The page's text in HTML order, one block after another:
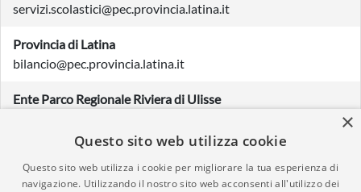
servizi.scolastici@pec.provincia.latina.it
Provincia di Latina
bilancio@pec.provincia.latina.it
Ente Parco Regionale Riviera di Ulisse
FONDAZIONE TORRECCHIA VECCHIA
fondazionetorrecchiavecchia@legalmail.it
×
Questo sito web utilizza cookie
Questo sito web utilizza i cookie per migliorare la tua esperienza di
navigazione. Utilizzando il nostro sito web acconsenti all'utilizzo dei